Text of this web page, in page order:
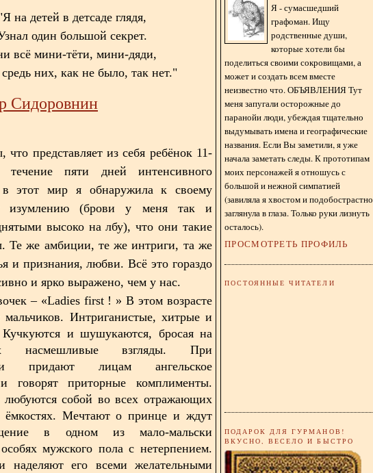
на детей в детсаде глядя,
один большой секрет.
всё мини-тёти, мини-дяди,
них, как не было, так нет."
Сидоровнин
что представляет из себя ребёнок 11-
пяти дней интенсивного
в этот мир я обнаружила к своему
изумлению (брови у меня так и
высоко на лбу), что они такие
Те же амбиции, те же интриги, та же
и признания, любви. Всё это гораздо
и ярко выражено, чем у нас.
– «Ladies first ! » В этом возрасте
мальчиков. Интриганистые, хитрые и
Кучкуются и шушукаются, бросая на
насмешливые взгляды. При
придают лицам ангельское
говорят приторные комплименты.
любуются собой во всех отражающих
ёмкостях. Мечтают о принце и ждут
в одном из мало-мальски
мужского пола с нетерпением.
наделяют его всеми желательными
Я - сумасшедший
графоман. Ищу
родственные души,
которые хотели бы
поделиться своими сокровищами, а
может и создать всем вместе
неизвестно что. ОБЪЯВЛЕНИЯ Тут
меня запугали осторожные до
паранойи люди, убеждая тщательно
выдумывать имена и географические
названия. Если Вы заметили, я уже
начала заметать следы. К прототипам
моих персонажей я отношусь с
большой и нежной симпатией
(завиляла я хвостом и подобострастно
заглянула в глаза. Только руки лизнуть
осталось).
ПРОСМОТРЕТЬ ПРОФИЛЬ
ПОСТОЯННЫЕ ЧИТАТЕЛИ
ПОДАРОК ДЛЯ ГУРМАНОВ!
ВКУСНО, ВЕСЕЛО И БЫСТРО